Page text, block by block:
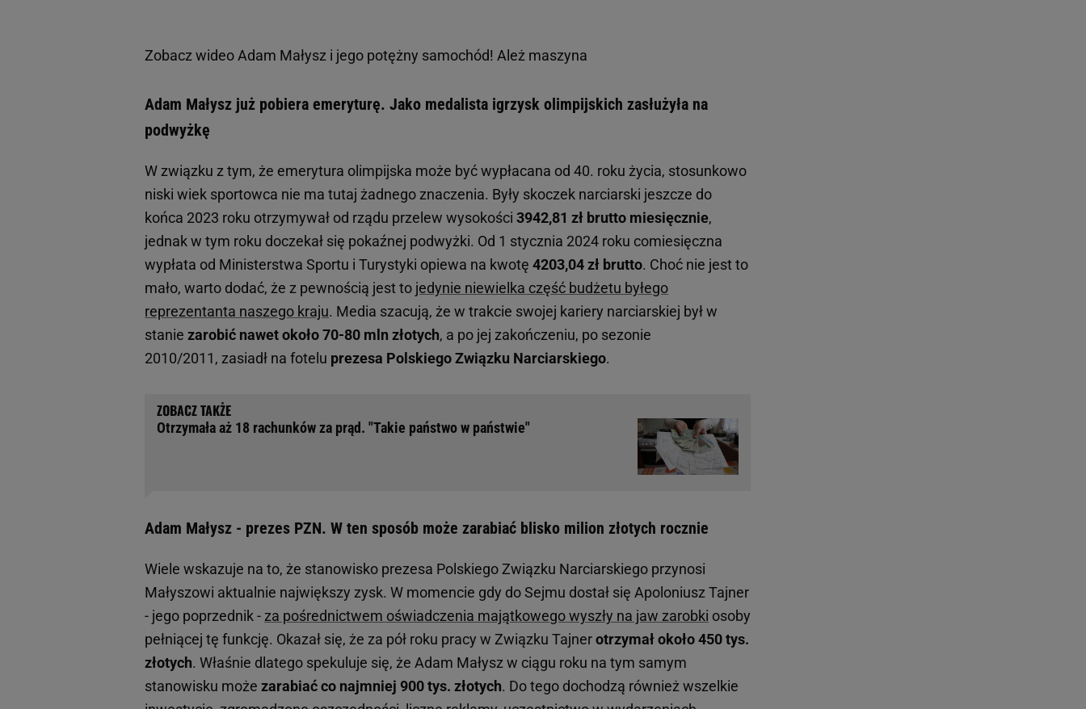
Zobacz wideoAdam Małysz i jego potężny samochód! Ależ maszyna
Adam Małysz już pobiera emeryturę. Jako medalista igrzysk olimpijskich zasłużyła na
podwyżkę
W związku z tym, że emerytura olimpijska może być wypłacana od 40. roku życia, stosunkowo
niski wiek sportowca nie ma tutaj żadnego znaczenia. Były skoczek narciarski jeszcze do
końca 2023 roku otrzymywał od rządu przelew wysokości 3942,81 zł brutto miesięcznie,
jednak w tym roku doczekał się pokaźnej podwyżki. Od 1 stycznia 2024 roku comiesięczna
wypłata od Ministerstwa Sportu i Turystyki opiewa na kwotę 4203,04 zł brutto. Choć nie jest to
mało, warto dodać, że z pewnością jest to jedynie niewielka część budżetu byłego
reprezentanta naszego kraju. Media szacują, że w trakcie swojej kariery narciarskiej był w
stanie zarobić nawet około 70-80 mln złotych, a po jej zakończeniu, po sezonie
2010/2011, zasiadł na fotelu prezesa Polskiego Związku Narciarskiego.
Otrzymała aż 18 rachunków za prąd. "Takie państwo w państwie"
Adam Małysz - prezes PZN. W ten sposób może zarabiać blisko milion złotych rocznie
Wiele wskazuje na to, że stanowisko prezesa Polskiego Związku Narciarskiego przynosi
Małyszowi aktualnie największy zysk. W momencie gdy do Sejmu dostał się Apoloniusz Tajner
- jego poprzednik -za pośrednictwem oświadczenia majątkowego wyszły na jaw zarobki osoby
pełniącej tę funkcję. Okazał się, że za pół roku pracy w Związku Tajnerotrzymał około 450 tys.
złotych. Właśnie dlatego spekuluje się, że Adam Małysz w ciągu roku na tym samym
stanowisku może zarabiać co najmniej 900 tys. złotych. Do tego dochodzą również wszelkie